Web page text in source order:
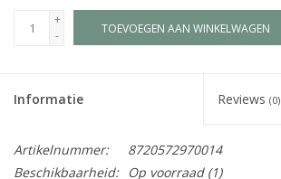
+
-
TOEVOEGEN AAN WINKELWAGEN
Informatie Reviews (0)
Artikelnummer:
8720572970014
Beschikbaarheid:
Op voorraad(1)